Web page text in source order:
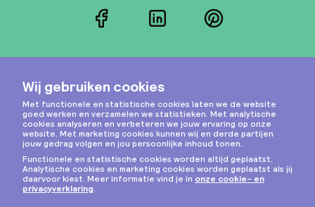
FacebookLinkedInPinterest
Instagram